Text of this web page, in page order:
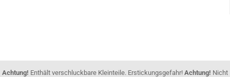
Achtung! Enthält verschluckbare Kleinteile. Erstickungsgefahr! Achtung! Nicht